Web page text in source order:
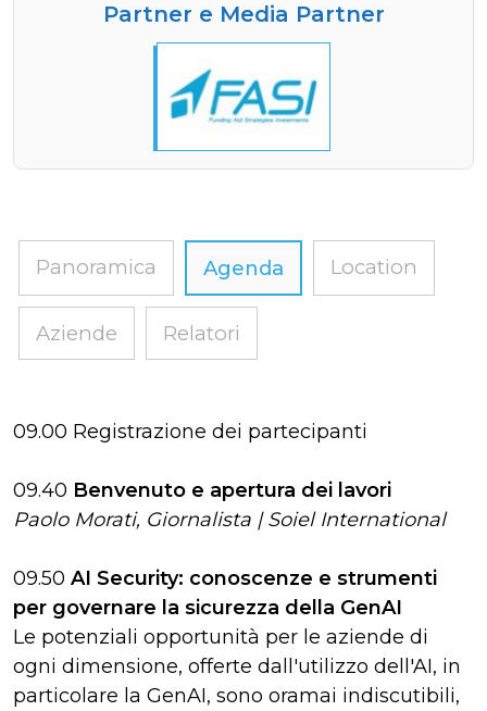
Partner e Media Partner
Panoramica Agenda Location
Aziende Relatori
09.00 Registrazione dei partecipanti
09.40 Benvenuto e apertura dei lavori
Paolo Morati, Giornalista | Soiel International
09.50 AI Security: conoscenze e strumenti
per governare la sicurezza della GenAI
Le potenziali opportunità per le aziende di
ogni dimensione, offerte dall'utilizzo dell'AI, in
particolare la GenAI, sono oramai indiscutibili,